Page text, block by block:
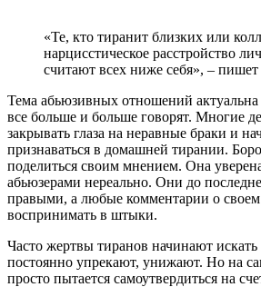
«Те, кто тиранит близких или
нарцисстическое расстройство
считают всех ниже себя», – пишет
Тема абьюзивных отношений
все больше и больше говорят. Многие
закрывать глаза на неравные браки и
признаваться в домашней тирании.
поделиться своим мнением. Она
абьюзерами нереально. Они до
правыми, а любые комментарии о
воспринимать в штыки.
Часто жертвы тиранов начинают искать
постоянно упрекают, унижают. Но на
просто пытается самоутвердиться на